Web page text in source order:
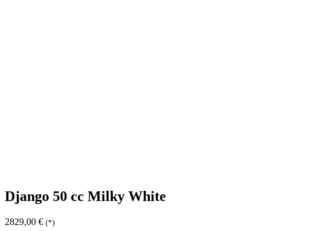
Django 50 cc Milky White
2829,00 € (*)